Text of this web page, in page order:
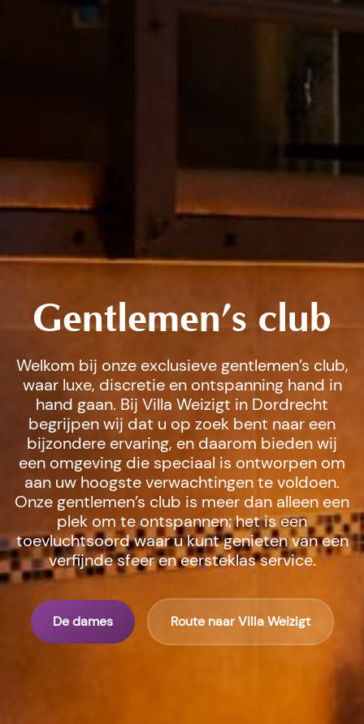
Gentlemen’s club
Welkom bij onze exclusieve gentlemen’s club,
waar luxe, discretie en ontspanning hand in
hand gaan. Bij Villa Weizigt in Dordrecht
begrijpen wij dat u op zoek bent naar een
bijzondere ervaring, en daarom bieden wij
een omgeving die speciaal is ontworpen om
aan uw hoogste verwachtingen te voldoen.
Onze gentlemen’s club is meer dan alleen een
plek om te ontspannen; het is een
toevluchtsoord waar u kunt genieten van een
verfijnde sfeer en eersteklas service.
De dames Route naar Villa Weizigt